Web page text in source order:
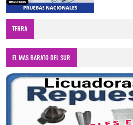
TERRA
EL MAS BARATO DEL SUR